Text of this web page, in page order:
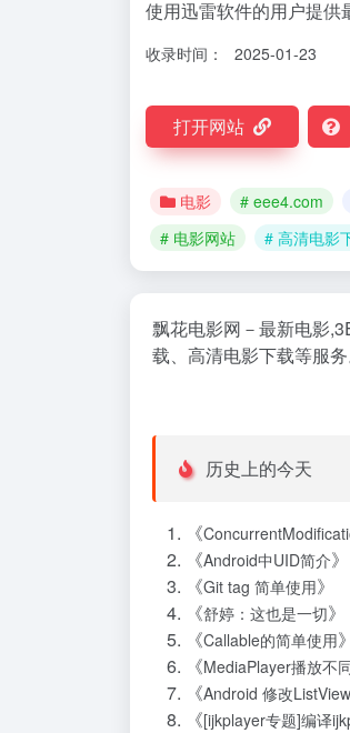
使用迅雷软件的用户提供
收录时间： 2025-01-23
打开网站
电影 # eee4.com
# 电影网站
# 高清电影
飘花电影网－最新电影
载、高清电影下载等服务
历史上的今天
《
《Android中UID简介》
《Git tag 简单使用》
《舒婷：这也是一切》
《Callable的简单使用》
《MediaPlayer播放不
《Android 修改
《[ijkplayer专题]编译